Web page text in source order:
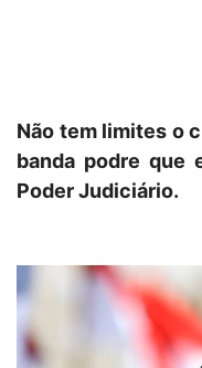
Não tem limites o
banda podre que
Poder Judiciário.